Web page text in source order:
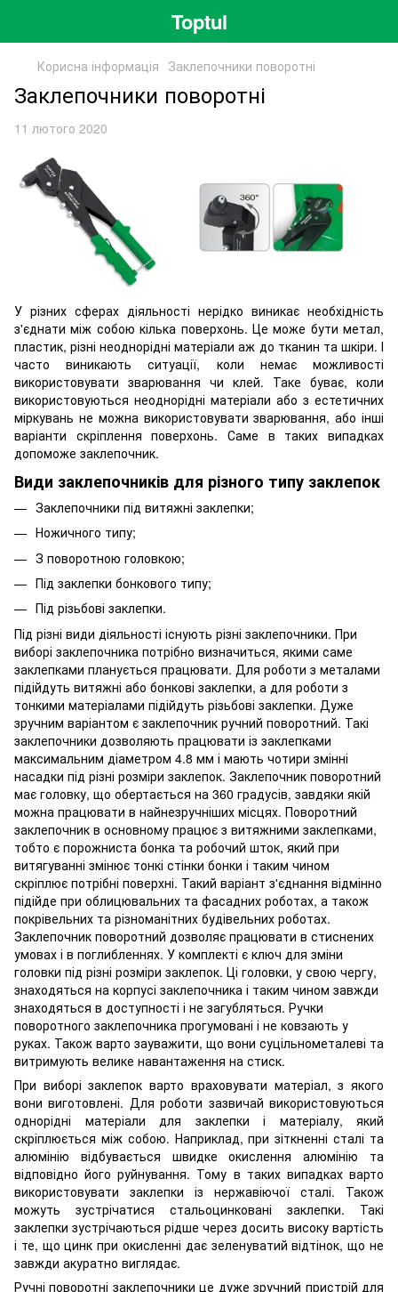
Toptul
Корисна інформація Заклепочники поворотні
Заклепочники поворотні
11 лютого 2020
У різних сферах діяльності нерідко виникає необхідність
з'єднати між собою кілька поверхонь. Це може бути метал,
пластик, різні неоднорідні матеріали аж до тканин та шкіри. І
часто виникають ситуації, коли немає можливості
використовувати зварювання чи клей. Таке буває, коли
використовуються неоднорідні матеріали або з естетичних
міркувань не можна використовувати зварювання, або інші
варіанти скріплення поверхонь. Саме в таких випадках
допоможе заклепочник.
Види заклепочників для різного типу заклепок
Заклепочники під витяжні заклепки;
Ножичного типу;
З поворотною головкою;
Під заклепки бонкового типу;
Під різьбові заклепки.
Під різні види діяльності існують різні заклепочники. При
виборі заклепочника потрібно визначиться, якими саме
заклепками планується працювати. Для роботи з металами
підійдуть витяжні або бонкові заклепки, а для роботи з
тонкими матеріалами підійдуть різьбові заклепки. Дуже
зручним варіантом є заклепочник ручний поворотний. Такі
заклепочники дозволяють працювати із заклепками
максимальним діаметром 4.8 мм і мають чотири змінні
насадки під різні розміри заклепок. Заклепочник поворотний
має головку, що обертається на 360 градусів, завдяки якій
можна працювати в найнезручніших місцях. Поворотний
заклепочник в основному працює з витяжними заклепками,
тобто є порожниста бонка та робочий шток, який при
витягуванні змінює тонкі стінки бонки і таким чином
скріплює потрібні поверхні. Такий варіант з'єднання відмінно
підійде при облицювальних та фасадних роботах, а також
покрівельних та різноманітних будівельних роботах.
Заклепочник поворотний дозволяє працювати в стиснених
умовах і в поглибленнях. У комплекті є ключ для зміни
головки під різні розміри заклепок. Ці головки, у свою чергу,
знаходяться на корпусі заклепочника і таким чином завжди
знаходяться в доступності і не загубляться. Ручки
поворотного заклепочника прогумовані і не ковзають у
руках. Також варто зауважити, що вони суцільнометалеві та
витримують велике навантаження на стиск.
При виборі заклепок варто враховувати матеріал, з якого
вони виготовлені. Для роботи зазвичай використовуються
однорідні матеріали для заклепки і матеріалу, який
скріплюється між собою. Наприклад, при зіткненні сталі та
алюмінію відбувається швидке окислення алюмінію та
відповідно його руйнування. Тому в таких випадках варто
використовувати заклепки із нержавіючої сталі. Також
можуть зустрічатися стальоцинковані заклепки. Такі
заклепки зустрічаються рідше через досить високу вартість
і те, що цинк при окисленні дає зеленуватий відтінок, що не
завжди акуратно виглядає.
Ручні поворотні заклепочники це дуже зручний пристрій для